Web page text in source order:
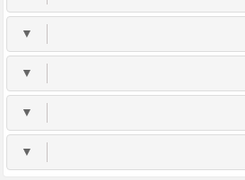
▼
▼
▼
▼